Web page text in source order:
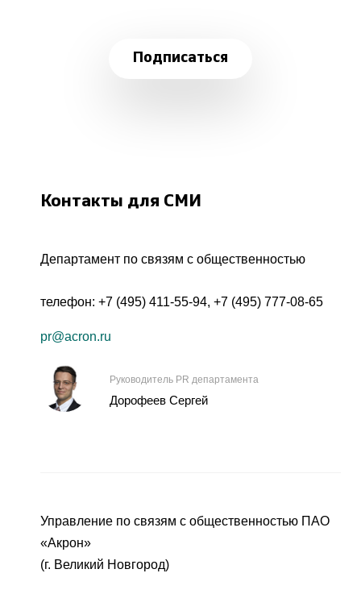
Подписаться
Контакты для СМИ
Департамент по связям с общественностью
телефон: +7 (495) 411-55-94, +7 (495) 777-08-65
pr@acron.ru
Руководитель PR департамента
Дорофеев Сергей
Управление по связям с общественностью ПАО
«Акрон»
(г. Великий Новгород)